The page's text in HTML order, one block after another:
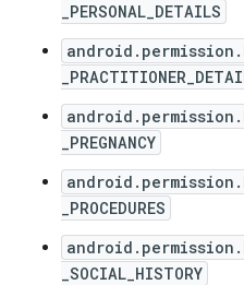
_PERSONAL_DETAILS
_PREGNANCY
_PROCEDURES
_SOCIAL_HISTORY